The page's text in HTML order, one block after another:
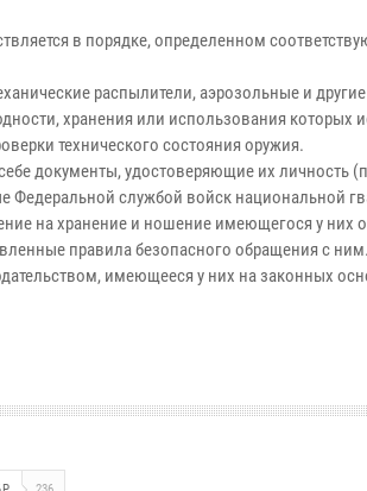
в порядке, определенном
распылители, аэрозольные и другие
хранения или использования которых
технического состояния оружия.
документы, удостоверяющие их личность
Федеральной службой войск национальной
на хранение и ношение имеющегося у них
правила безопасного обращения с ним.
имеющееся у них на законных